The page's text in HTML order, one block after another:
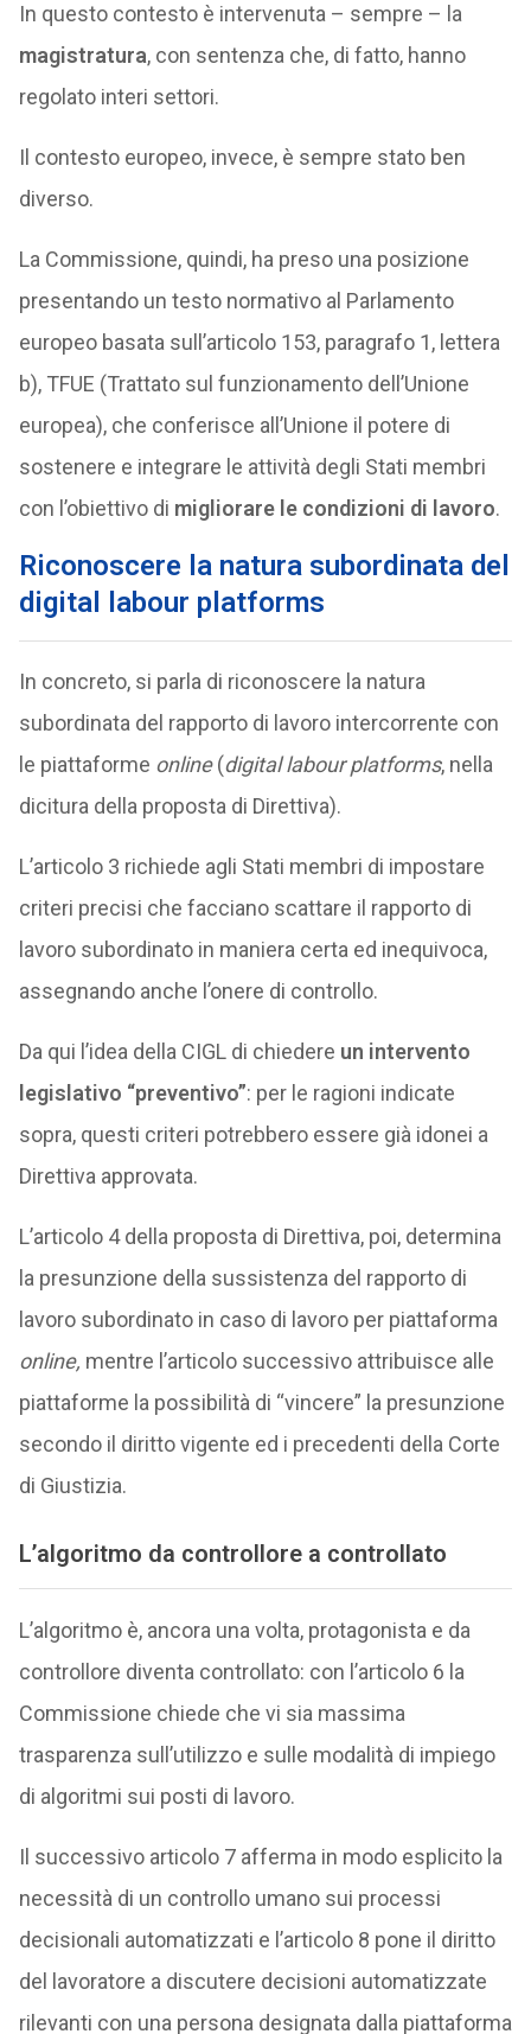
In questo contesto è intervenuta – sempre – la
magistratura, con sentenza che, di fatto, hanno
regolato interi settori.
Il contesto europeo, invece, è sempre stato ben
diverso.
La Commissione, quindi, ha preso una posizione
presentando un testo normativo al Parlamento
europeo basata sull’articolo 153, paragrafo 1, lettera
b), TFUE (Trattato sul funzionamento dell’Unione
europea), che conferisce all’Unione il potere di
sostenere e integrare le attività degli Stati membri
con l’obiettivo di migliorare le condizioni di lavoro.
Riconoscere la natura subordinata del
digital labour platforms
In concreto, si parla di riconoscere la natura
subordinata del rapporto di lavoro intercorrente con
le piattaforme online(digital labour platforms, nella
dicitura della proposta di Direttiva).
L’articolo 3 richiede agli Stati membri di impostare
criteri precisi che facciano scattare il rapporto di
lavoro subordinato in maniera certa ed inequivoca,
assegnando anche l’onere di controllo.
Da qui l’idea della CIGL di chiedere un intervento
legislativo “preventivo”: per le ragioni indicate
sopra, questi criteri potrebbero essere già idonei a
Direttiva approvata.
L’articolo 4 della proposta di Direttiva, poi, determina
la presunzione della sussistenza del rapporto di
lavoro subordinato in caso di lavoro per piattaforma
online, mentre l’articolo successivo attribuisce alle
piattaforme la possibilità di “vincere” la presunzione
secondo il diritto vigente ed i precedenti della Corte
di Giustizia.
L’algoritmo da controllore a controllato
L’algoritmo è, ancora una volta, protagonista e da
controllore diventa controllato: con l’articolo 6 la
Commissione chiede che vi sia massima
trasparenza sull’utilizzo e sulle modalità di impiego
di algoritmi sui posti di lavoro.
Il successivo articolo 7 afferma in modo esplicito la
necessità di un controllo umano sui processi
decisionali automatizzati e l’articolo 8 pone il diritto
del lavoratore a discutere decisioni automatizzate
rilevanti con una persona designata dalla piattaforma